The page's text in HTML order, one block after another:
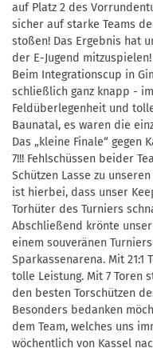
auf Platz 2 des
sicher auf starke Teams
stoßen! Das Ergebnis hat
der E-Jugend mitzuspielen!
Beim Integrationscup in
schließlich ganz knapp -
Feldüberlegenheit und
Baunatal, es waren die
Das „kleine Finale“ gegen
7!!! Fehlschüssen beider
Schützen Lasse zu
ist hierbei, dass unser
Torhüter des Turniers
Abschließend krönte
einem souveränen
Sparkassenarena. Mit 21:1
tolle Leistung. Mit 7 Toren
den besten Torschützen
Besonders bedanken
dem Team, welches uns
wöchentlich von Kassel